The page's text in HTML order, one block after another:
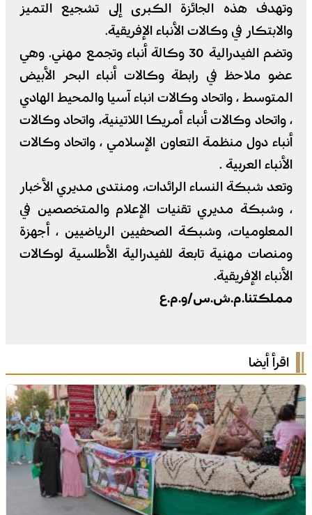
وتهدف هذه الجائزة الكبرى إلى تشجيع التميز
والابتكار في وكالات الأنباء الإفريقية.
وتضم الفيدرالية 30 وكالة أنباء وتجمع مهني. وهي
عضو ملاحظ في رابطة وكالات أنباء البحر الأبيض
المتوسط ، واتحاد وكالات انباء آسيا والمحيط الهادي
، واتحاد وكالات أنباء أمريكا اللاتينية، واتحاد وكالات
أنباء دول منظمة التعاون الإسلامي ، واتحاد وكالات
الأنباء العربية .
وتعد شبكة النساء الرائدات، ومنتدى مديري الأخبار
، وشبكة مديري تقنيات الإعلام والمتخصصين في
المعلوميات، وشبكة الصحفيين الرياضيين ، أجهزة
ومنصات مهنية تابعة للفيدرالية الأطلسية لوكالات
الأنباء الإفريقية.
مملكتنا.م.ش.س/و.م.ع
اقرأ أيضا